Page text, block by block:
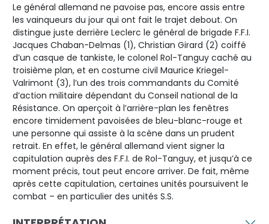
Le général allemand ne pavoise pas, encore assis entre
les vainqueurs du jour qui ont fait le trajet debout. On
distingue juste derrière Leclerc le général de brigade F.F.I.
Jacques Chaban-Delmas (1), Christian Girard (2) coiffé
d’un casque de tankiste, le colonel Rol-Tanguy caché au
troisième plan, et en costume civil Maurice Kriegel-
Valrimont (3), l’un des trois commandants du Comité
d’action militaire dépendant du Conseil national de la
Résistance. On aperçoit à l’arrière-plan les fenêtres
encore timidement pavoisées de bleu-blanc-rouge et
une personne qui assiste à la scène dans un prudent
retrait. En effet, le général allemand vient signer la
capitulation auprès des F.F.I. de Rol-Tanguy, et jusqu’à ce
moment précis, tout peut encore arriver. De fait, même
après cette capitulation, certaines unités poursuivent le
combat – en particulier des unités S.S.